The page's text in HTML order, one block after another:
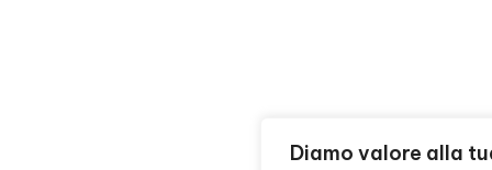
Diamo valore alla